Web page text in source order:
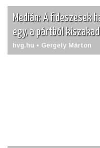
Medián: A fideszesek
egy, a pártból
hvg.hu • Gergely Márton